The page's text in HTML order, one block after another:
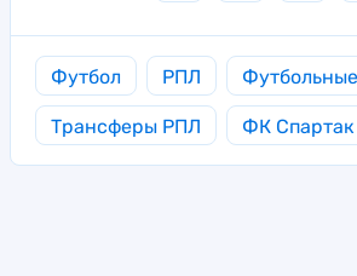
Футбол РПЛ
Трансферы РПЛ ФК